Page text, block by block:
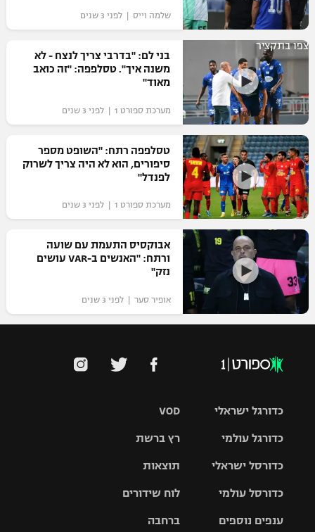
שלמה וייס | לפני 3 שנים
צפו בתקציר
בני לם: "בדרבי צריך לנצח - לא
משנה איך". טסלפפה: "זה כואב
מאוד"
מערכת ספורט 1 | לפני 3 שנים
טסלפפה רתח: "השופט מספר
סיפורים, הוא לא היה צריך לשרוק
לפנדל"
מערכת ספורט 1 | לפני 3 שנים
אבוקסיס התעמת עם שועה
ורתח: "האנשים ב-VAR עושים
נזק"
אופיר סער | לפני 3 שנים
VOD
רץ ברשת
תוצאות
לוח שידורים
ברחבה
כדורגל ישראלי
גביע הטוטו
כדורגל עולמי
האלופות
ליגה
כדורסל ישראלי
סל
כדורסל עולמי
ענפים נוספים